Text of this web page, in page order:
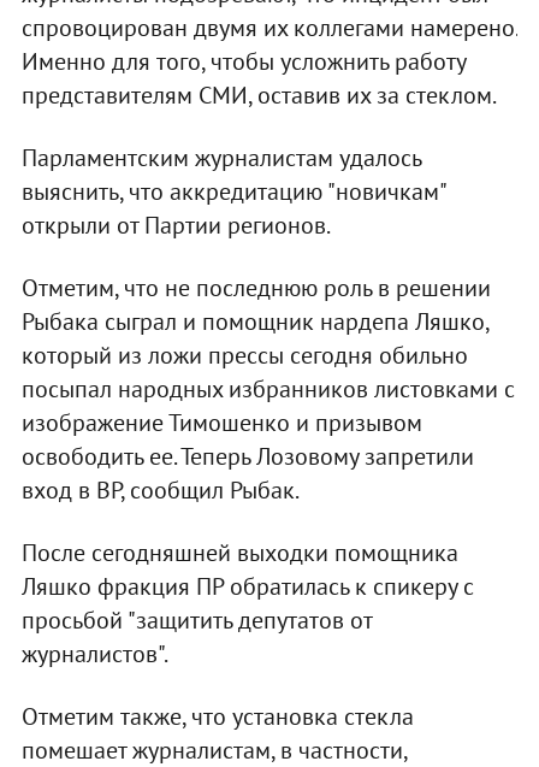
спровоцирован двумя их коллегами намерено.
Именно для того, чтобы усложнить работу
представителям СМИ, оставив их за стеклом.
Парламентским журналистам удалось
выяснить, что аккредитацию "новичкам"
открыли от Партии регионов.
Отметим, что не последнюю роль в решении
Рыбака сыграл и помощник нардепа Ляшко,
который из ложи прессы сегодня обильно
посыпал народных избранников листовками с
изображение Тимошенко и призывом
освободить ее. Теперь Лозовому запретили
вход в ВР, сообщил Рыбак.
После сегодняшней выходки помощника
Ляшко фракция ПР обратилась к спикеру с
просьбой "защитить депутатов от
журналистов".
Отметим также, что установка стекла
помешает журналистам, в частности,